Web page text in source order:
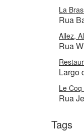
La
Rua
Allez,
Rua
Largo
Le
Rua
Tags